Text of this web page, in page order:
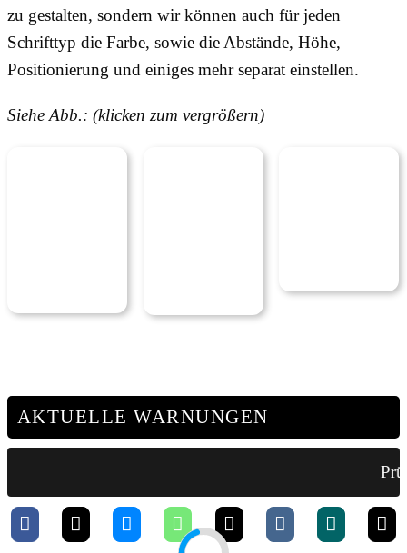
zu gestalten, sondern wir können auch für jeden
Schrifttyp die Farbe, sowie die Abstände, Höhe,
Positionierung und einiges mehr separat einstellen.
Siehe Abb.: (klicken zum vergrößern)
AKTUELLE WARNUNGEN